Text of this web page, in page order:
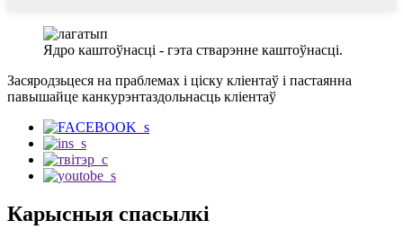
Ядро каштоўнасці - гэта стварэнне каштоўнасці.
Засяродзьцеся на праблемах і ціску кліентаў і пастаянна
павышайце канкурэнтаздольнасць кліентаў
Карысныя спасылкі